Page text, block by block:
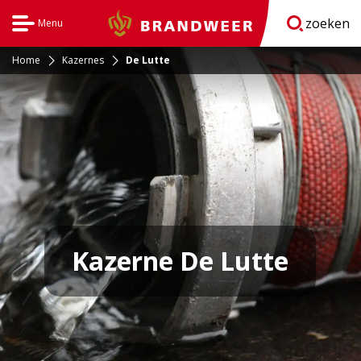
Menu Brandweer zoeken
Home Kazernes De Lutte
Kazerne De Lutte